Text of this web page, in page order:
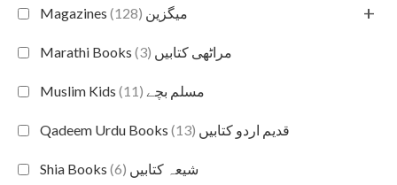
Magazines میگزین (128) +
Marathi Books مراٹھی کتابیں (3)
Muslim Kids مسلم بچے (11)
Qadeem Urdu Books قدیم اردو کتابیں (13)
Shia Books شیعہ کتابیں (6)